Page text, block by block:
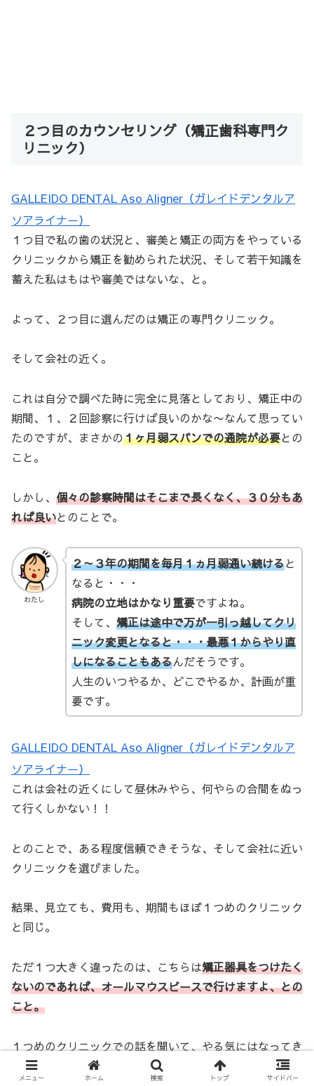
２つ目のカウンセリング（矯正歯科専門ク
リニック）
GALLEIDO DENTAL Aso Aligner（ガレイドデンタルア
ソアライナー）
１つ目で私の歯の状況と、審美と矯正の両方をやっている
クリニックから矯正を勧められた状況、そして若干知識を
蓄えた私はもはや審美ではないな、と。
よって、２つ目に選んだのは矯正の専門クリニック。
そして会社の近く。
これは自分で調べた時に完全に見落としており、矯正中の
期間、１、２回診察に行けば良いのかな〜なんて思ってい
たのですが、まさかの１ヶ月弱スパンでの通院が必要との
こと。
しかし、 個々の診察時間はそこまで長くなく、３０分もあ
れば良いとのことで。
わたし
２～３年の期間を毎月１ヵ月弱通い続けると
なると・・・
病院の立地はかなり重要ですよね。
そして、 矯正は途中で万が一引っ越してクリ
ニック変更となると・・・最悪１からやり直
しになることもあるんだそうです。
人生のいつやるか、どこでやるか、計画が重
要です。
GALLEIDO DENTAL Aso Aligner（ガレイドデンタルア
ソアライナー）
これは会社の近くにして昼休みやら、何やらの合間をぬっ
て行くしかない！！
とのことで、ある程度信頼できそうな、そして会社に近い
クリニックを選びました。
結果、見立ても、費用も、期間もほぼ１つめのクリニック
と同じ。
ただ１つ大きく違ったのは、こちらは矯正器具をつけたく
ないのであれば、オールマウスピースで行けますよ、との
こと。
１つめのクリニックでの話を聞いて、やる気にはなってき
ていたけれど、あの見た目・・・と思っていたところに強
メニュー ホーム 検索 トップ サイドバー